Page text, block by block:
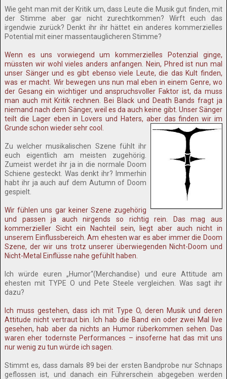
Wie geht man mit der Kritik um, dass Leute die Musik gut finden, mit
der Stimme aber gar nicht zurechtkommen? Wirft euch das
irgendwie zurück? Denkt ihr ihr hättet ein anderes kommerzielles
Potential mit einer massentauglicheren Stimme?
Wenn es uns vorwiegend um kommerzielles Potenzial ginge,
müssten wir wohl vieles anders anfangen. Nein, Phred ist nun mal
unser Sänger und es gibt ebenso viele Leute, die das Kult finden,
was er macht. Wir bewegen uns nun mal eben in einem Genre, wo
der Gesang ein wichtiger und anspruchsvoller Faktor ist, da muss
man auch mit Kritik rechnen. Bei Black und Death Bands fragt ja
niemand nach dem Sänger, weil es da auch keine gibt. Unser Sänger
teilt die Lager eben in Lovers und Haters, aber das finden wir im
Grunde schon wieder sehr cool.
Zu welcher musikalischen Szene fühlt ihr
euch eigentlich am meisten zugehörig.
Zumeist werdet ihr ja in die normale Doom
Schiene gesteckt. Was denkt ihr? Immerhin
habt ihr ja auch auf dem Autumn of Doom
gespielt.
Wir fühlen uns gar keiner Szene zugehörig
und passen ja auch nirgends so richtig rein. Das mag aus
kommerzieller Sicht ein Nachteil sein, liegt aber auch nicht in
unserem Einflussbereich. Am ehesten war es aber immer die Doom
Szene, der wir uns trotz unserer überwiegenden Nicht-Doom und
Nicht-Metal Einflüsse nahe gefühlt haben.
Ich würde euren „Humor“(Merchandise) und eure Attitude am
ehesten mit TYPE O und Pete Steele vergleichen. Was sagt ihr
dazu?
Ich muss gestehen, dass ich mit Type O, deren Musik und deren
Attitude nicht vertraut bin. Ich hab die Band ein oder zwei Mal live
gesehen, hab aber da nichts an Humor rüberkommen sehen. Das
waren eher todernste Performances – insoferne hat das mit uns
nur wenig zu tun würde ich sagen.
Stimmt es, dass damals 89 bei der ersten Bandprobe nur Schnaps
geflossen ist, und danach ein Führerschein abgegeben werden